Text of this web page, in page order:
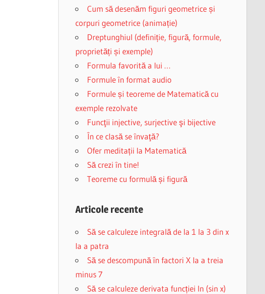
Cum să desenăm figuri geometrice și
corpuri geometrice (animație)
Dreptunghiul (definiție, figură, formule,
proprietăți și exemple)
Formula favorită a lui …
Formule în format audio
Formule și teoreme de Matematică cu
exemple rezolvate
Funcţii injective, surjective şi bijective
În ce clasă se învaţă?
Ofer meditații la Matematică
Să crezi în tine!
Teoreme cu formulă și figură
Articole recente
Să se calculeze integrală de la 1 la 3 din x
la a patra
Să se descompună în factori X la a treia
minus 7
Să se calculeze derivata funcției ln (sin x)